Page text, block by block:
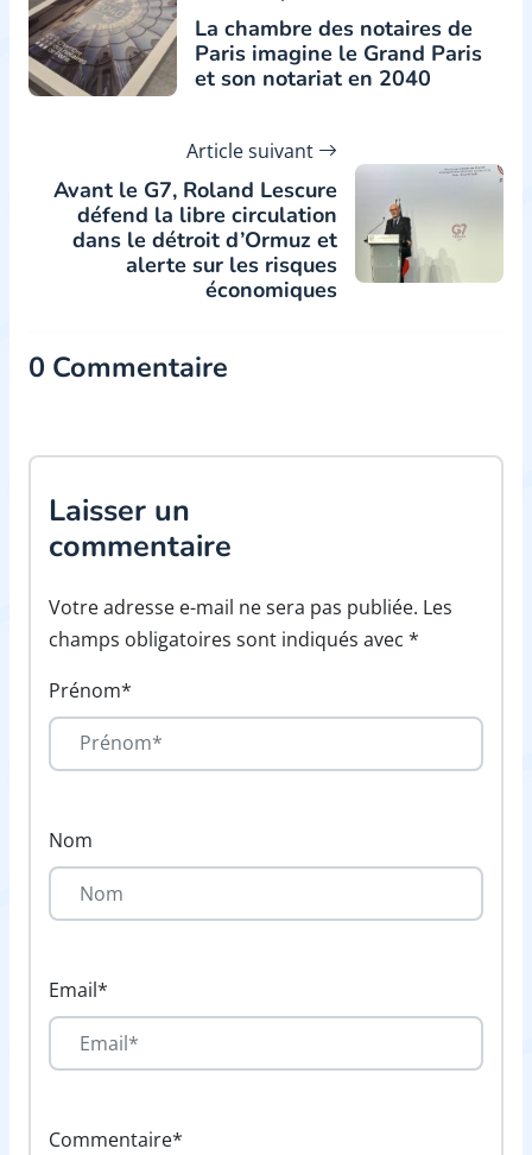
La chambre des notaires de
Paris imagine le Grand Paris
et son notariat en 2040
Article suivant
Avant le G7, Roland Lescure
défend la libre circulation
dans le détroit d’Ormuz et
alerte sur les risques
économiques
0 Commentaire
Laisser un
commentaire
Votre adresse e-mail ne sera pas publiée. Les
champs obligatoires sont indiqués avec *
Prénom*
Nom
Email*
Commentaire*